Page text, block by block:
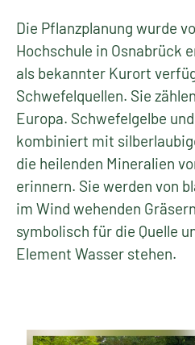
Die Pflanzplanung wurde
Hochschule in Osnabrück
als bekannter Kurort
Schwefelquellen. Sie
Europa. Schwefelgelbe
kombiniert mit
die heilenden Mineralien
erinnern. Sie werden von
im Wind wehenden
symbolisch für die Quelle
Element Wasser stehen.